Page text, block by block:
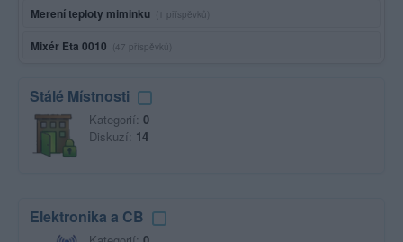
Merení teploty miminku (1 příspěvků)
Mixér Eta 0010 (47 příspěvků)
Stálé Místnosti
Kategorií: 0
Diskuzí: 14
Elektronika a CB